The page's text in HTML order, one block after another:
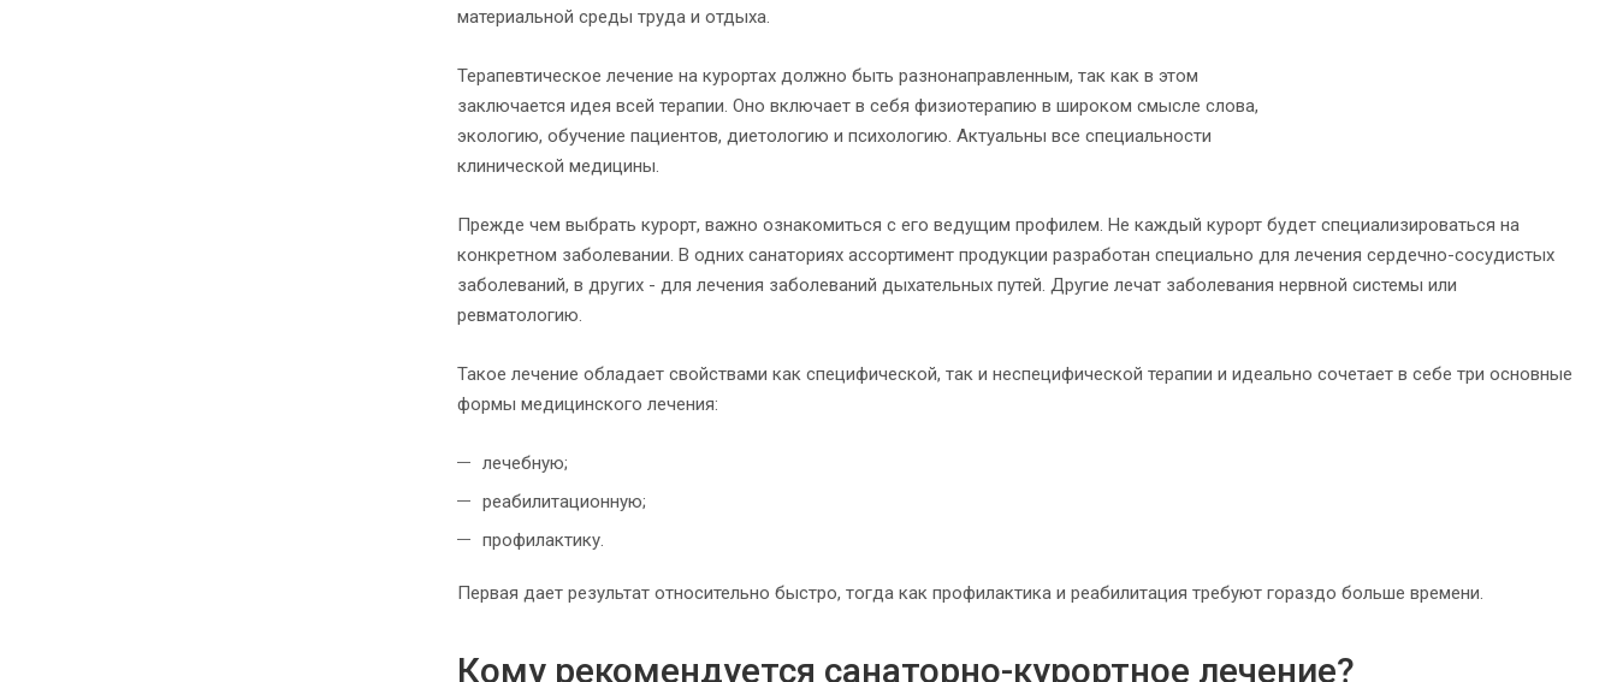
материальной среды труда и отдыха.
Терапевтическое лечение на курортах должно быть разнонаправленным, так как в этом
заключается идея всей терапии. Оно включает в себя физиотерапию в широком смысле слова,
экологию, обучение пациентов, диетологию и психологию. Актуальны все специальности
клинической медицины.
Прежде чем выбрать курорт, важно ознакомиться с его ведущим профилем. Не каждый курорт будет специализироваться на
конкретном заболевании. В одних санаториях ассортимент продукции разработан специально для лечения сердечно-сосудистых
заболеваний, в других - для лечения заболеваний дыхательных путей. Другие лечат заболевания нервной системы или
ревматологию.
Такое лечение обладает свойствами как специфической, так и неспецифической терапии и идеально сочетает в себе три основные
формы медицинского лечения:
лечебную;
реабилитационную;
профилактику.
Первая дает результат относительно быстро, тогда как профилактика и реабилитация требуют гораздо больше времени.
Кому рекомендуется санаторно-курортное лечение?